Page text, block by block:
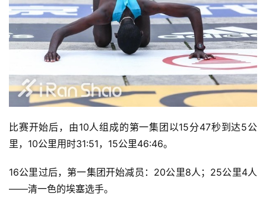
比赛开始后，由10人组成的第一集团以15分47秒到达5公
里，10公里用时31:51，15公里46:46。
16公里过后，第一集团开始减员：20公里8人；25公里4人
——清一色的埃塞选手。